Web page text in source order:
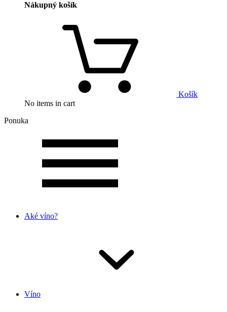
Nákupný košík
Košík
No items in cart
Ponuka
Aké víno?
Víno